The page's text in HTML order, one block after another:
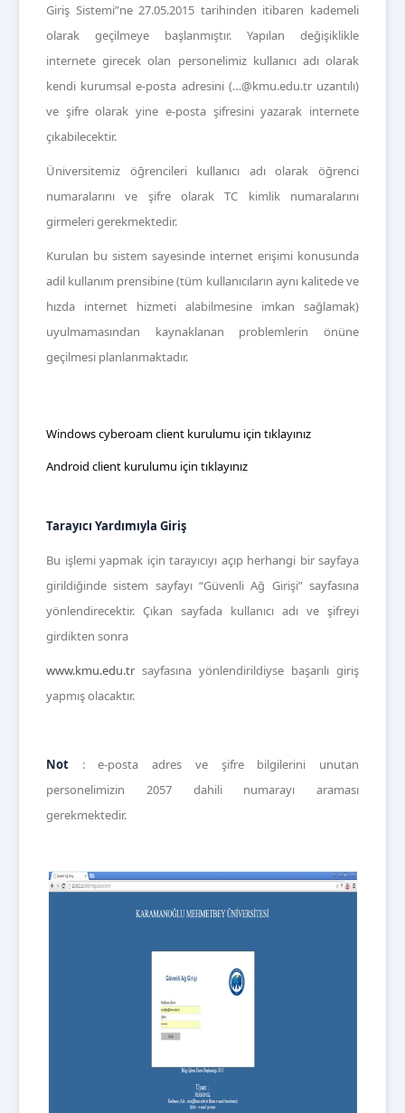
Giriş Sistemi”ne 27.05.2015 tarihinden itibaren kademeli
olarak geçilmeye başlanmıştır. Yapılan değişiklikle
internete girecek olan personelimiz kullanıcı adı olarak
kendi kurumsal e-posta adresini (…@kmu.edu.tr uzantılı)
ve şifre olarak yine e-posta şifresini yazarak internete
çıkabilecektir.
Üniversitemiz öğrencileri kullanıcı adı olarak öğrenci
numaralarını ve şifre olarak TC kimlik numaralarını
girmeleri gerekmektedir.
Kurulan bu sistem sayesinde internet erişimi konusunda
adil kullanım prensibine (tüm kullanıcıların aynı kalitede ve
hızda internet hizmeti alabilmesine imkan sağlamak)
uyulmamasından kaynaklanan problemlerin önüne
geçilmesi planlanmaktadır.
Windows cyberoam client kurulumu için tıklayınız
Android client kurulumu için tıklayınız
Tarayıcı Yardımıyla Giriş
Bu işlemi yapmak için tarayıcıyı açıp herhangi bir sayfaya
girildiğinde sistem sayfayı “Güvenli Ağ Girişi” sayfasına
yönlendirecektir. Çıkan sayfada kullanıcı adı ve şifreyi
girdikten sonra
www.kmu.edu.tr sayfasına yönlendirildiyse başarılı giriş
yapmış olacaktır.
Not : e-posta adres ve şifre bilgilerini unutan
personelimizin 2057 dahili numarayı araması
gerekmektedir.